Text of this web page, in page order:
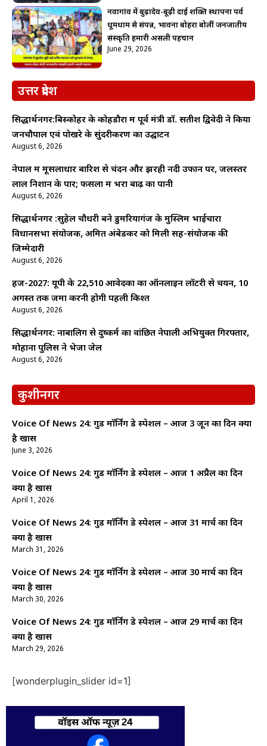
नवागांव में बुढ़ादेव-बूढ़ी दाई शक्ति स्थापना पर्व
धूमधाम से संपन्न, भावना बोहरा बोलीं जनजातीय
संस्कृति हमारी असली पहचान
June 29, 2026
उत्तर प्रदेश
सिद्धार्थनगर:बिस्कोहर के कोहडौरा में पूर्व मंत्री डॉ. सतीश द्विवेदी ने किया
जनचौपाल एवं पोखरे के सुंदरीकरण का उद्घाटन
August 6, 2026
नेपाल में मूसलाधार बारिश से चंदन और झरही नदी उफान पर, जलस्तर
लाल निशान के पार; फसलों में भरा बाढ़ का पानी
August 6, 2026
सिद्धार्थनगर :सुहेल चौधरी बने डुमरियागंज के मुस्लिम भाईचारा
विधानसभा संयोजक, अमित अंबेडकर को मिली सह-संयोजक की
जिम्मेदारी
August 6, 2026
हज-2027: यूपी के 22,510 आवेदकों का ऑनलाइन लॉटरी से चयन, 10
अगस्त तक जमा करनी होगी पहली किश्त
August 6, 2026
सिद्धार्थनगर: नाबालिग से दुष्कर्म का वांछित नेपाली अभियुक्त गिरफ्तार,
मोहाना पुलिस ने भेजा जेल
August 6, 2026
कुशीनगर
Voice Of News 24: गुड माॅर्निंग डे स्पेशल – आज 3 जून का दिन क्यों
है खास
June 3, 2026
Voice Of News 24: गुड माॅर्निंग डे स्पेशल – आज 1 अप्रैल का दिन
क्यों है खास
April 1, 2026
Voice Of News 24: गुड माॅर्निंग डे स्पेशल – आज 31 मार्च का दिन
क्यों है खास
March 31, 2026
Voice Of News 24: गुड माॅर्निंग डे स्पेशल – आज 30 मार्च का दिन
क्यों है खास
March 30, 2026
Voice Of News 24: गुड माॅर्निंग डे स्पेशल – आज 29 मार्च का दिन
क्यों है खास
March 29, 2026
[wonderplugin_slider id=1]